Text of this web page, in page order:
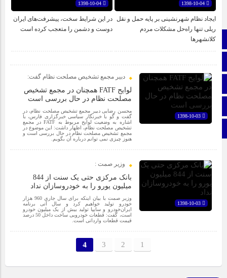
صفحه نخست
اینستاگرام
اطلاعات سایت
عفو بین الملل: فیفا و یوفا، اسرائیل را محروم کنند
1398-10-04
ایجاد نظام شهرنشینی بر پایه حمل و نقل
ریلی تنها راه‌حل مشکلات مردم
کلانشهرها
در این شرایط سخت، پیشرفت‌های ایران
دوست و دشمن را متعجب کرده است
دبیر مجمع تشخیص مصلحت نظام گفت:
لوایح FATF همچنان در مجمع تشخیص
مصلحت نظام در حال بررسی است
محسن رضایی دبیر مجمع تشخیص مصلحت نظام، در
گفت و گو با خبرنگار سیاسی خبرگزاری فارس، با
اشاره به وضعیت لوایح مربوط به FATF در مجمع
تشخیص مصلحت نظام، اظهار داشت: این موضوع در
مجمع تشخیص مصلحت نظام در حال بررسی است و
هنوز چیزی نمی توانم درباره آن بگویم.
وزیر صمت :
بانک مرکزی حتی یک سنت از 844
میلیون یورو را به خودروسازان نداد
وزیر صمت با بیان اینکه برای سال جاری 960 هزار
خودرو تولید خواهیم کرد و سال آتی برنامه
ایران‌خودرو و سایپا تولید بیش از یک میلیون خودرو
است، گفت: قطعات خودرویی ساخت داخل 50 درصد
قیمت قطعات وارداتی است.
1
2
3
4